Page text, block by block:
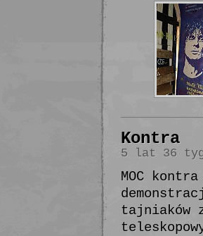
Kontra
5 lat 36
MOC
tajniaków